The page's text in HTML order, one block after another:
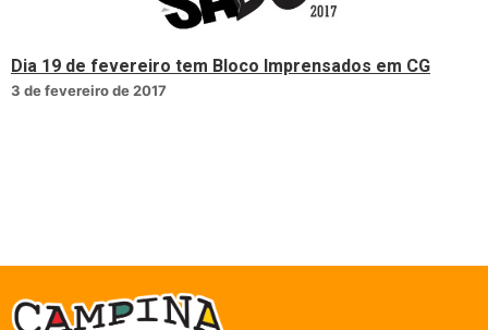
Dia 19 de fevereiro tem Bloco Imprensados em CG
3 de fevereiro de 2017